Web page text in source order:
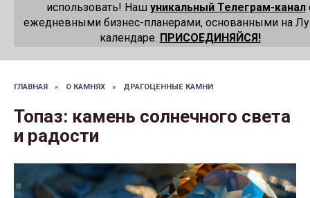
использовать! Наш уникальный Телеграм-канал
ежедневными бизнес-планерами, основанными на
календаре. ПРИСОЕДИНЯЙСЯ!
ГЛАВНАЯ » О КАМНЯХ » ДРАГОЦЕННЫЕ КАМНИ
Топаз: камень солнечного света
и радости